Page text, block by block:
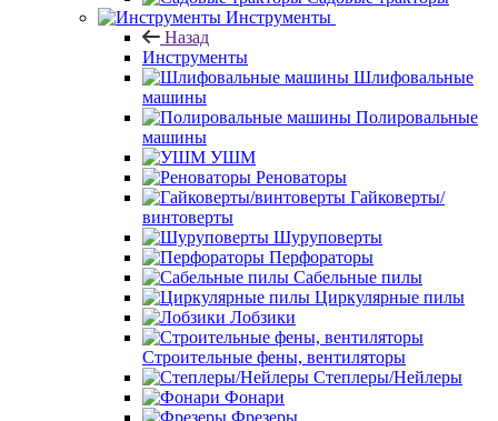
Инструменты
Назад
Инструменты
Шлифовальные
машины
Полировальные
машины
УШМ
Реноваторы
Гайковерты/
винтоверты
Шуруповерты
Перфораторы
Сабельные пилы
Циркулярные пилы
Лобзики
Строительные фены, вентиляторы
Степлеры/Нейлеры
Фонари
Фрезеры